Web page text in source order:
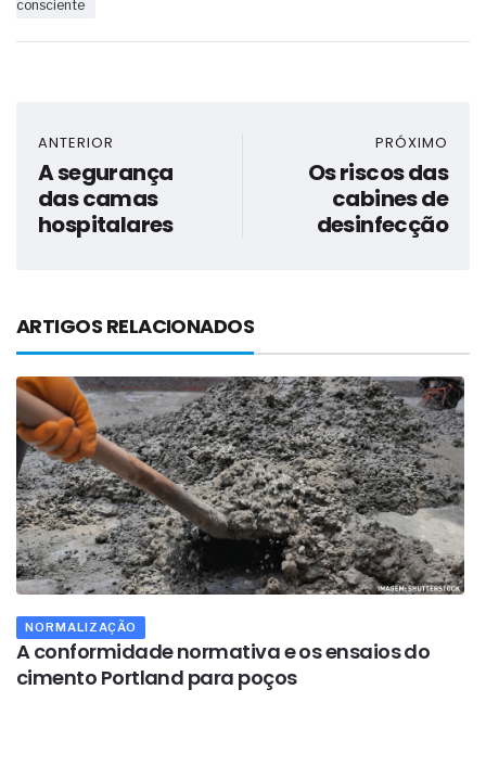
consciente
ANTERIOR
A segurança
das camas
hospitalares
PRÓXIMO
Os riscos das
cabines de
desinfecção
ARTIGOS RELACIONADOS
NORMALIZAÇÃO
A conformidade normativa e os ensaios do
cimento Portland para poços